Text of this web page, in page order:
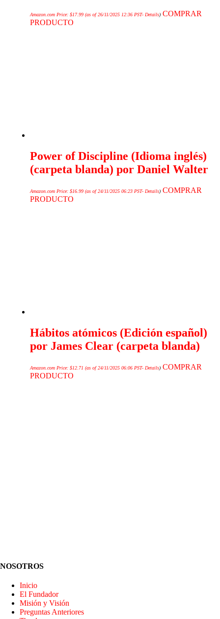
Amazon.com Price:$17.99 (as of 26/11/2025 12:36 PST- Details) COMPRAR
PRODUCTO
Power of Discipline (Idioma inglés)
(carpeta blanda) por Daniel Walter
Amazon.com Price:$16.99 (as of 24/11/2025 06:23 PST- Details) COMPRAR
PRODUCTO
Hábitos atómicos (Edición español)
por James Clear (carpeta blanda)
Amazon.com Price:$12.71 (as of 24/11/2025 06:06 PST- Details) COMPRAR
PRODUCTO
NOSOTROS
Inicio
El Fundador
Misión y Visión
Preguntas Anteriores